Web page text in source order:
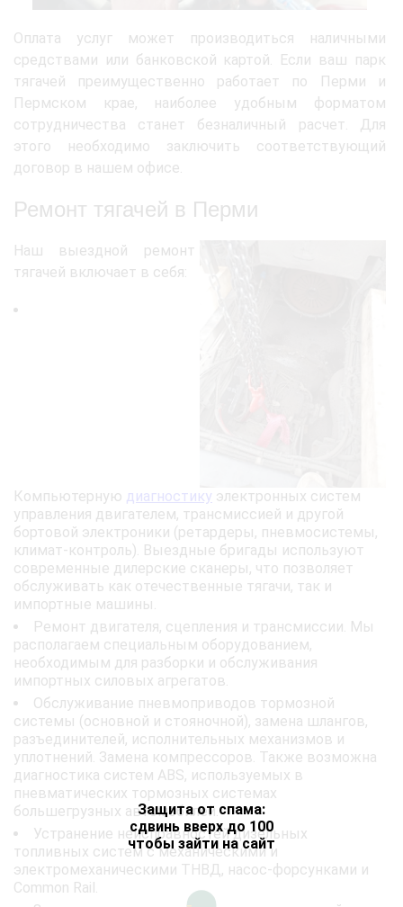
Защита от спама:
сдвинь вверх до 100
чтобы зайти на сайт
Оплата услуг может производиться наличными
средствами или банковской картой. Если ваш парк
тягачей преимущественно работает по Перми и
Пермском крае, наиболее удобным форматом
сотрудничества станет безналичный расчет. Для
этого необходимо заключить соответствующий
договор в нашем офисе.
Ремонт тягачей в Перми
Наш выездной ремонт
тягачей включает в себя:
Компьютерную диагностику электронных систем
управления двигателем, трансмиссией и другой
бортовой электроники (ретардеры, пневмосистемы,
климат-контроль). Выездные бригады используют
современные дилерские сканеры, что позволяет
обслуживать как отечественные тягачи, так и
импортные машины.
Ремонт двигателя, сцепления и трансмиссии. Мы
располагаем специальным оборудованием,
необходимым для разборки и обслуживания
импортных силовых агрегатов.
Обслуживание пневмоприводов тормозной
системы (основной и стояночной), замена шлангов,
разъединителей, исполнительных механизмов и
уплотнений. Замена компрессоров. Также возможна
диагностика систем ABS, используемых в
пневматических тормозных системах
большегрузных автомобилей.
Устранение неисправностей дизельных
топливных систем с механическими и
электромеханическими ТНВД, насос-форсунками и
Common Rail.